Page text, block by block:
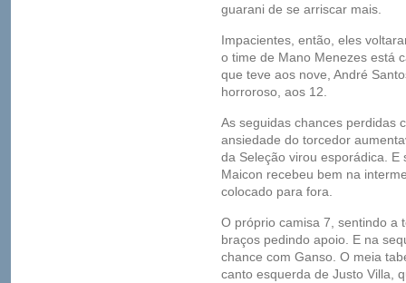
guarani de se arriscar mais.
Impacientes, então, eles
o time de Mano Menezes está
que teve aos nove, André
horroroso, aos 12.
As seguidas chances perdidas
ansiedade do torcedor
da Seleção virou esporádica.
Maicon recebeu bem na
colocado para fora.
O próprio camisa 7, sentindo a
braços pedindo apoio. E na
chance com Ganso. O meia
canto esquerda de Justo Villa,